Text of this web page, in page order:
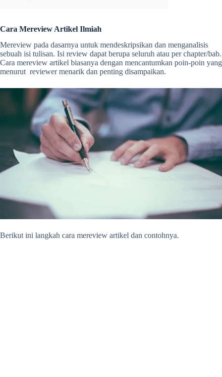
Cara Mereview Artikel Ilmiah
Mereview pada dasarnya untuk mendeskripsikan dan menganalisis
sebuah isi tulisan. Isi review dapat berupa seluruh atau per chapter/bab.
Cara mereview artikel biasanya dengan mencantumkan poin-poin yang
menurut reviewer menarik dan penting disampaikan.
Berikut ini langkah cara mereview artikel dan contohnya.